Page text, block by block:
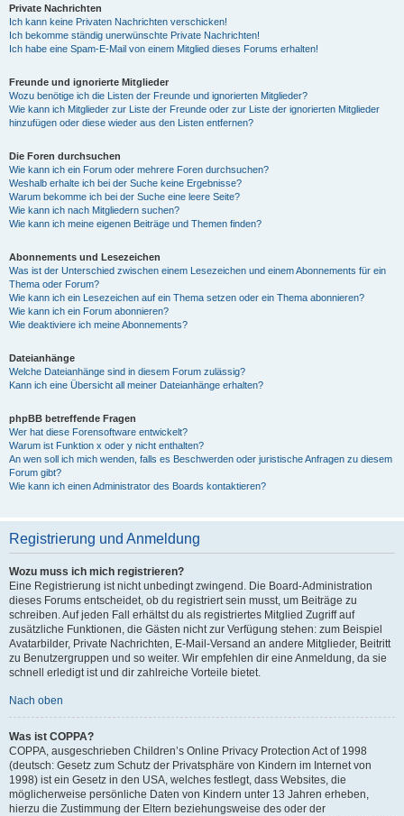
Private Nachrichten
Ich kann keine Privaten Nachrichten verschicken!
Ich bekomme ständig unerwünschte Private Nachrichten!
Ich habe eine Spam-E-Mail von einem Mitglied dieses Forums erhalten!
Freunde und ignorierte Mitglieder
Wozu benötige ich die Listen der Freunde und ignorierten Mitglieder?
Wie kann ich Mitglieder zur Liste der Freunde oder zur Liste der ignorierten Mitglieder
hinzufügen oder diese wieder aus den Listen entfernen?
Die Foren durchsuchen
Wie kann ich ein Forum oder mehrere Foren durchsuchen?
Weshalb erhalte ich bei der Suche keine Ergebnisse?
Warum bekomme ich bei der Suche eine leere Seite?
Wie kann ich nach Mitgliedern suchen?
Wie kann ich meine eigenen Beiträge und Themen finden?
Abonnements und Lesezeichen
Was ist der Unterschied zwischen einem Lesezeichen und einem Abonnements für ein
Thema oder Forum?
Wie kann ich ein Lesezeichen auf ein Thema setzen oder ein Thema abonnieren?
Wie kann ich ein Forum abonnieren?
Wie deaktiviere ich meine Abonnements?
Dateianhänge
Welche Dateianhänge sind in diesem Forum zulässig?
Kann ich eine Übersicht all meiner Dateianhänge erhalten?
phpBB betreffende Fragen
Wer hat diese Forensoftware entwickelt?
Warum ist Funktion x oder y nicht enthalten?
An wen soll ich mich wenden, falls es Beschwerden oder juristische Anfragen zu diesem
Forum gibt?
Wie kann ich einen Administrator des Boards kontaktieren?
Registrierung und Anmeldung
Wozu muss ich mich registrieren?
Eine Registrierung ist nicht unbedingt zwingend. Die Board-Administration
dieses Forums entscheidet, ob du registriert sein musst, um Beiträge zu
schreiben. Auf jeden Fall erhältst du als registriertes Mitglied Zugriff auf
zusätzliche Funktionen, die Gästen nicht zur Verfügung stehen: zum Beispiel
Avatarbilder, Private Nachrichten, E-Mail-Versand an andere Mitglieder, Beitritt
zu Benutzergruppen und so weiter. Wir empfehlen dir eine Anmeldung, da sie
schnell erledigt ist und dir zahlreiche Vorteile bietet.
Nach oben
Was ist COPPA?
COPPA, ausgeschrieben Children’s Online Privacy Protection Act of 1998
(deutsch: Gesetz zum Schutz der Privatsphäre von Kindern im Internet von
1998) ist ein Gesetz in den USA, welches festlegt, dass Websites, die
möglicherweise persönliche Daten von Kindern unter 13 Jahren erheben,
hierzu die Zustimmung der Eltern beziehungsweise des oder der